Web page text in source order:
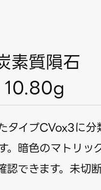
質隕石
タイプCVox3に
。暗色のマトリッ
認できます。未切